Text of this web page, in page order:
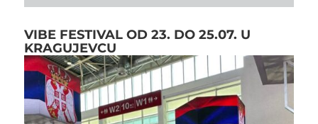
VIBE FESTIVAL OD 23. DO 25.07. U
KRAGUJEVCU